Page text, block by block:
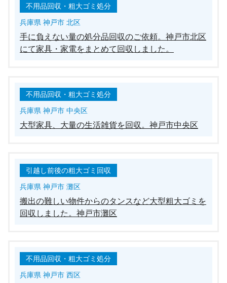
不用品回収・粗大ゴミ処分
兵庫県 神戸市 北区
手に負えない量の処分品回収のご依頼。神戸市北区
にて家具・家電をまとめて回収しました。
不用品回収・粗大ゴミ処分
兵庫県 神戸市 中央区
大型家具、大量の生活雑貨を回収。神戸市中央区
引越し前後の粗大ゴミ回収
兵庫県 神戸市 灘区
搬出の難しい物件からのタンスなど大型粗大ゴミを
回収しました。神戸市灘区
不用品回収・粗大ゴミ処分
兵庫県 神戸市 西区